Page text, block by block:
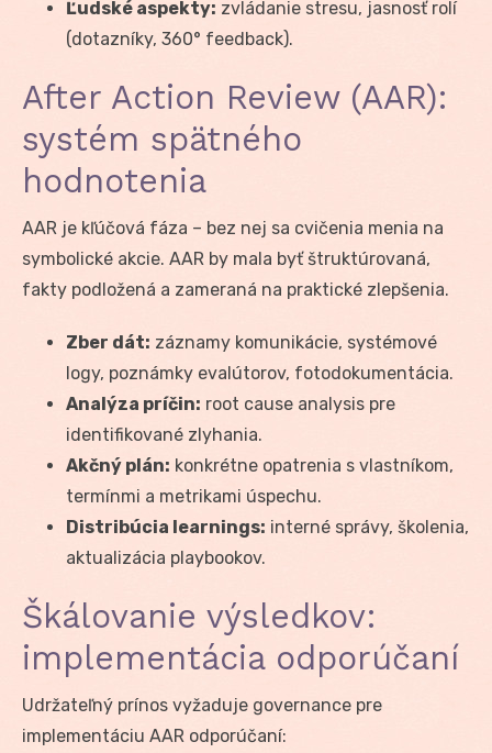
Ľudské aspekty: zvládanie stresu, jasnosť rolí
(dotazníky, 360° feedback).
After Action Review (AAR):
systém spätného
hodnotenia
AAR je kľúčová fáza – bez nej sa cvičenia menia na
symbolické akcie. AAR by mala byť štruktúrovaná,
fakty podložená a zameraná na praktické zlepšenia.
Zber dát: záznamy komunikácie, systémové
logy, poznámky evalútorov, fotodokumentácia.
Analýza príčin: root cause analysis pre
identifikované zlyhania.
Akčný plán: konkrétne opatrenia s vlastníkom,
termínmi a metrikami úspechu.
Distribúcia learnings: interné správy, školenia,
aktualizácia playbookov.
Škálovanie výsledkov:
implementácia odporúčaní
Udržateľný prínos vyžaduje governance pre
implementáciu AAR odporúčaní: